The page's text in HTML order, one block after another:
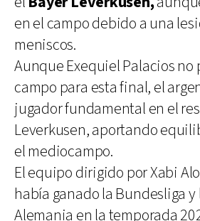
en el campo debido a una
meniscos.
Aunque Exequiel Palacios no
campo para esta final, el
jugador fundamental en el
Leverkusen, aportando
el mediocampo.
El equipo dirigido por Xabi
había ganado la Bundesliga y
Alemania en la temporada